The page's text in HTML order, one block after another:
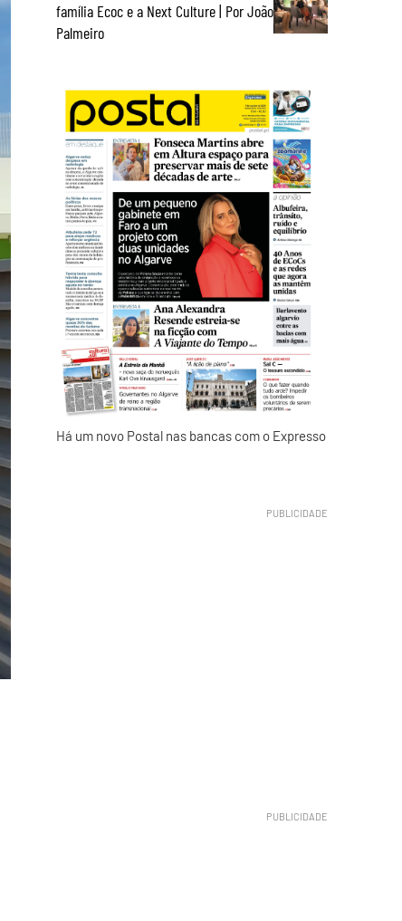
família Ecoc e a Next Culture | Por João
Palmeiro
Há um novo Postal nas bancas com o Expresso